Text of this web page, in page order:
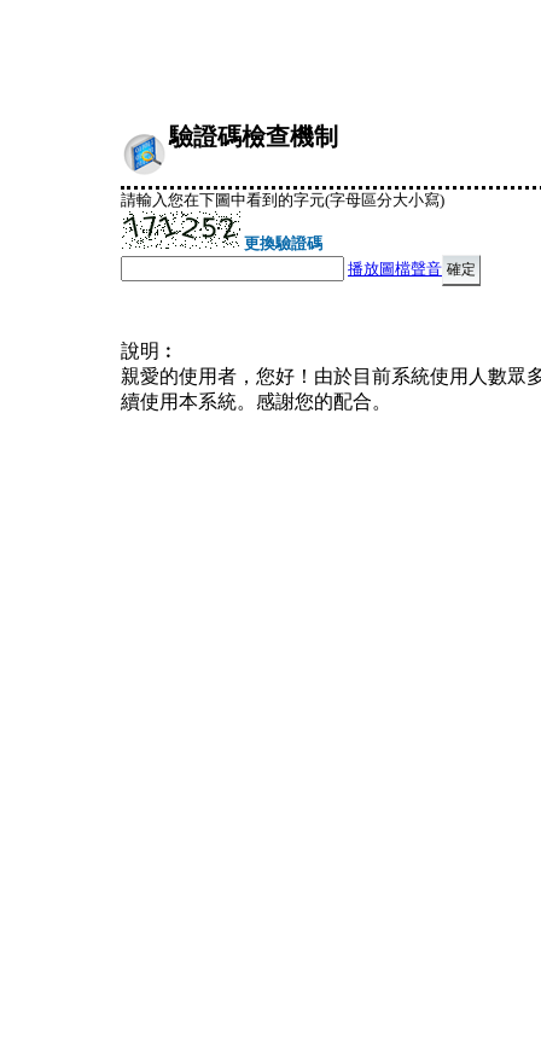
驗證碼檢查機制
請輸入您在下圖中看到的字元(字母區分大小寫)
更換驗證碼
播放圖檔聲音
說明︰
親愛的使用者，您好！由於目前系統使用人數眾
續使用本系統。感謝您的配合。